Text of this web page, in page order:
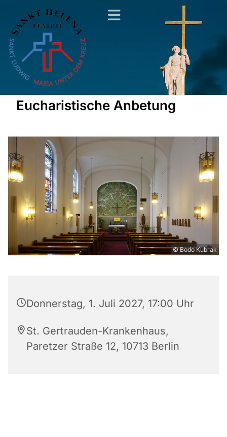
Eucharistische Anbetung
© Bodo Kubrak
Donnerstag, 1. Juli 2027, 17:00 Uhr
St. Gertrauden-Krankenhaus,
Paretzer Straße 12, 10713 Berlin